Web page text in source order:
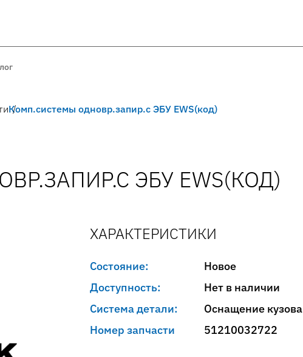
Комп.системы одновр.запир.с ЭБУ EWS(код)
ЭБУ EWS(КОД)
ХАРАКТЕРИСТИКИ
Состояние:
Новое
Доступность:
Нет в наличии
Система детали:
Оснащение кузова
Номер запчасти
51210032722